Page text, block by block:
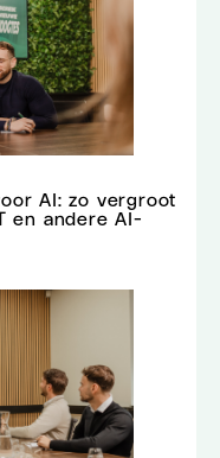
AI: zo vergroot
en andere AI-